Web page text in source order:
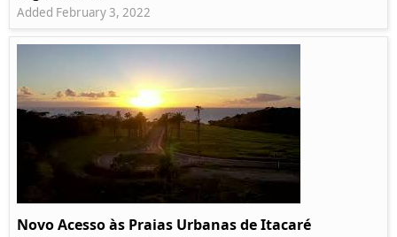
Added February 3, 2022
Novo Acesso às Praias Urbanas de Itacaré